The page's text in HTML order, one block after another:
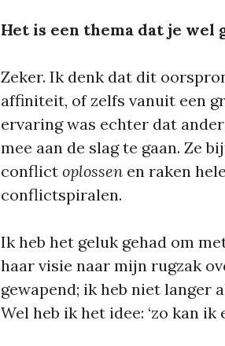
Het is een thema dat je wel
Zeker. Ik denk dat dit
affiniteit, of zelfs vanuit een
ervaring was echter dat
mee aan de slag te gaan. Ze
conflict oplossen en raken
conflictspiralen.
Ik heb het geluk gehad om
haar visie naar mijn rugzak
gewapend; ik heb niet langer
Wel heb ik het idee: ‘zo kan ik